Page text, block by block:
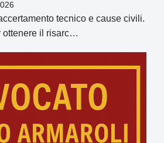
tecnico e cause civili.
ottenere il risarc…